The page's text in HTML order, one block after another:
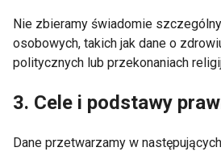
Nie zbieramy świadomie
osobowych, takich jak dane o
politycznych lub przekonaniach
3. Cele i podstawy
Dane przetwarzamy w